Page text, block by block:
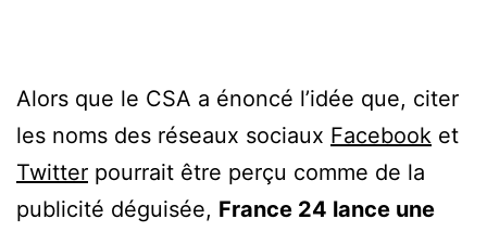
Alors que le CSA a énoncé l’idée que, citer
les noms des réseaux sociaux Facebook et
Twitter pourrait être perçu comme de la
publicité déguisée, France 24 lance une